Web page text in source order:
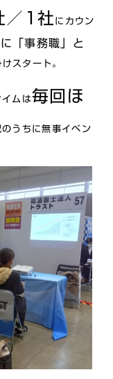
1社 にカウン
「事務職」と
スタート。
ムは毎回ほ
うちに無事イベン